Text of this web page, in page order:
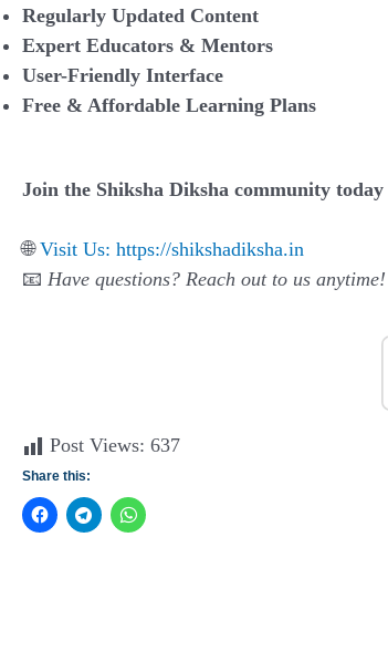
Regularly Updated Content
Expert Educators & Mentors
User-Friendly Interface
Free & Affordable Learning Plans
Join the Shiksha Diksha community today
🌐Visit Us: https://shikshadiksha.in
📧 Have questions? Reach out to us anytime!
Post Views: 637
Share this: